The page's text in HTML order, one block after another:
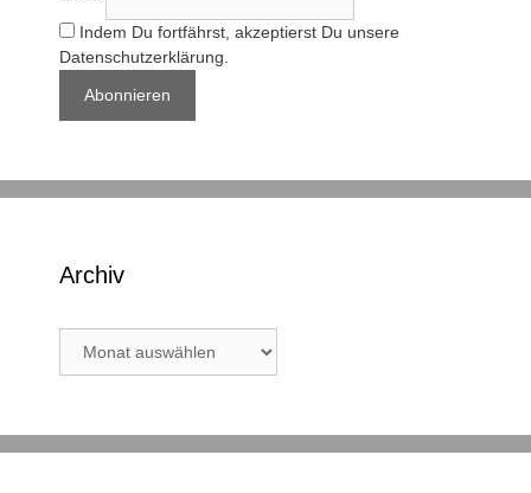
Indem Du fortfährst, akzeptierst Du unsere
Datenschutzerklärung.
Archiv